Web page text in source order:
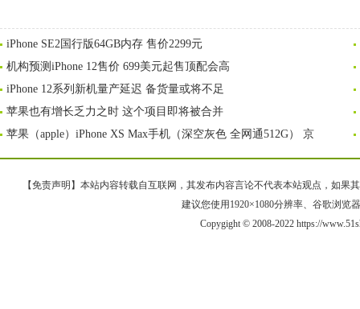
iPhone SE2国行版64GB内存 售价2299元
机构预测iPhone 12售价 699美元起售顶配会高
iPhone 12系列新机量产延迟 备货量或将不足
苹果也有增长乏力之时 这个项目即将被合并
苹果（apple）iPhone XS Max手机（深空灰色 全网通512G） 京
【免责声明】本站内容转载自互联网，其发布内容言论不代表本站观点，如果
建议您使用1920×1080分辨率、谷歌浏览
Copygight © 2008-2022 https://